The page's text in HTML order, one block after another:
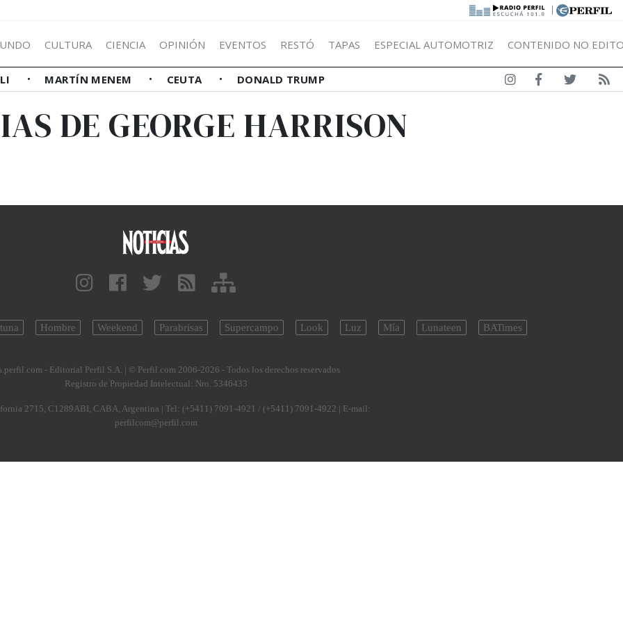
|
CULTURA CIENCIA OPINIÓN EVENTOS RESTÓ TAPAS ESPECIAL AUTOMOTRIZ CONTENIDO NO
MARTÍN MENEM CEUTA DONALD TRUMP
DE GEORGE HARRISON
Hombre Weekend Parabrisas Supercampo Look Luz Mía Lunateen BATimes
- Editorial Perfil S.A. | © Perfil.com 2006-2026 - Todos los derechos reservados
Registro de Propiedad Intelectual: Nro. 5346433
2715, C1289ABI, CABA, Argentina | Tel: (+5411) 7091-4921 / (+5411) 7091-4922 | E-mail:
perfilcom@perfil.com